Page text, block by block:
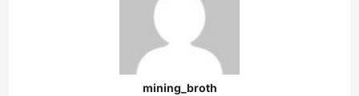
mining_broth